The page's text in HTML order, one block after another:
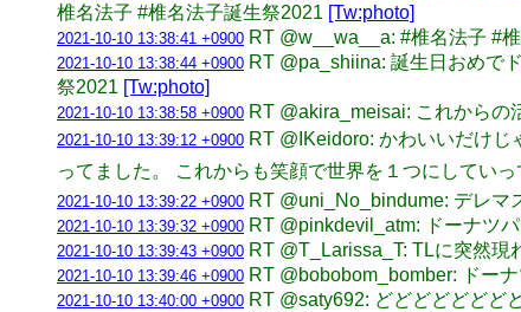
椎名法子 #椎名法子誕生祭2021 [Tw:photo]
2021-10-10 13:38:41 +0900 RT @w__wa__a: #椎名法子 #
2021-10-10 13:38:44 +0900 RT @pa_shiina: 誕生日おめで
祭2021 [Tw:photo]
2021-10-10 13:38:58 +0900 RT @akira_meisai: これからの
2021-10-10 13:39:12 +0900 RT @IKeidoro: かわいいだけじ
ってました。 これからも笑顔で世界を１つにしていっ
2021-10-10 13:39:22 +0900 RT @uni_No_bindume: デレマ
2021-10-10 13:39:32 +0900 RT @pinkdevil_atm: ドーナツ
2021-10-10 13:39:43 +0900 RT @T_Larissa_T: TLに突然現
2021-10-10 13:39:46 +0900 RT @bobobom_bomber: ドー
2021-10-10 13:40:00 +0900 RT @saty692: どどどどどどど